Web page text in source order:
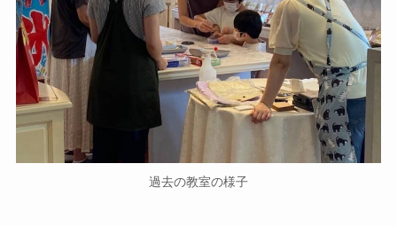
過去の教室の様子